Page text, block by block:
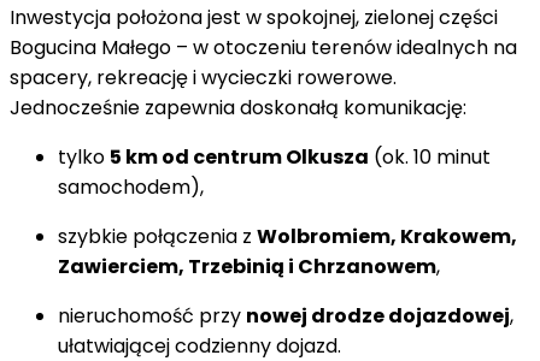
Inwestycja położona jest w spokojnej, zielonej części
Bogucina Małego – w otoczeniu terenów idealnych na
spacery, rekreację i wycieczki rowerowe.
Jednocześnie zapewnia doskonałą komunikację:
tylko 5 km od centrum Olkusza (ok. 10 minut
samochodem),
szybkie połączenia z Wolbromiem, Krakowem,
Zawierciem, Trzebinią i Chrzanowem,
nieruchomość przy nowej drodze dojazdowej,
ułatwiającej codzienny dojazd.